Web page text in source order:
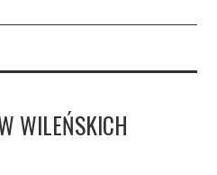
WILEŃSKICH